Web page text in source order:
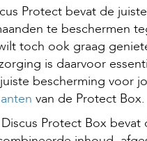
Protect bevat de
te beschermen
toch ook graag
is daarvoor
bescherming voor
van de Protect Box.
Protect Box